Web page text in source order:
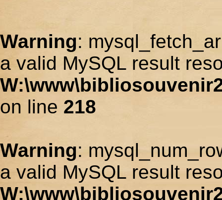
Warning:
a valid MySQL result
on line 218
Warning:
a valid MySQL result